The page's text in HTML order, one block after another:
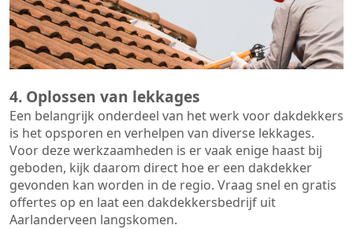
4. Oplossen van lekkages
Een belangrijk onderdeel van het werk voor dakdekkers
is het opsporen en verhelpen van diverse lekkages.
Voor deze werkzaamheden is er vaak enige haast bij
geboden, kijk daarom direct hoe er een dakdekker
gevonden kan worden in de regio. Vraag snel en gratis
offertes op en laat een dakdekkersbedrijf uit
Aarlanderveen langskomen.